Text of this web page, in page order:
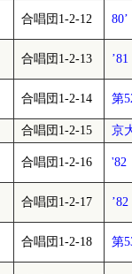
合唱団1-2-12
合唱団1-2-13
合唱団1-2-14 第
合唱団1-2-15 京
合唱団1-2-16
合唱団1-2-17
合唱団1-2-18 第